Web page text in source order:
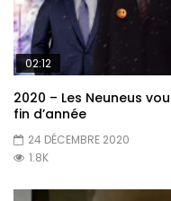
02:12
2020 – Les Neuneus
fin d’année
24 DÉCEMBRE 2020
1.8K